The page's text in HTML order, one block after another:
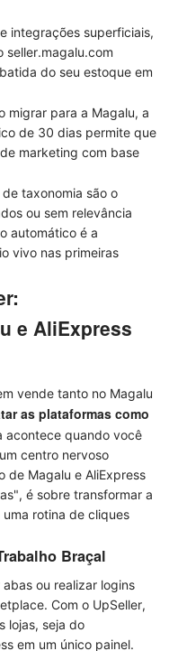
integrações superficiais,
seller.magalu.com
do seu estoque em
migrar para a Magalu, a
de 30 dias permite que
marketing com base
de taxonomia são o
ou sem relevância
automático é a
vivo nas primeiras
e AliExpress
vende tanto no Magalu
as plataformas como
acontece quando você
centro nervoso
de Magalu e AliExpress
é sobre transformar a
rotina de cliques
Braçal
ou realizar logins
Com o UpSeller,
lojas, seja do
em um único painel.